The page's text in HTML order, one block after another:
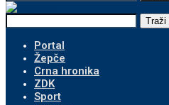
Traži
Portal
Žepče
Crna hronika
ZDK
Sport